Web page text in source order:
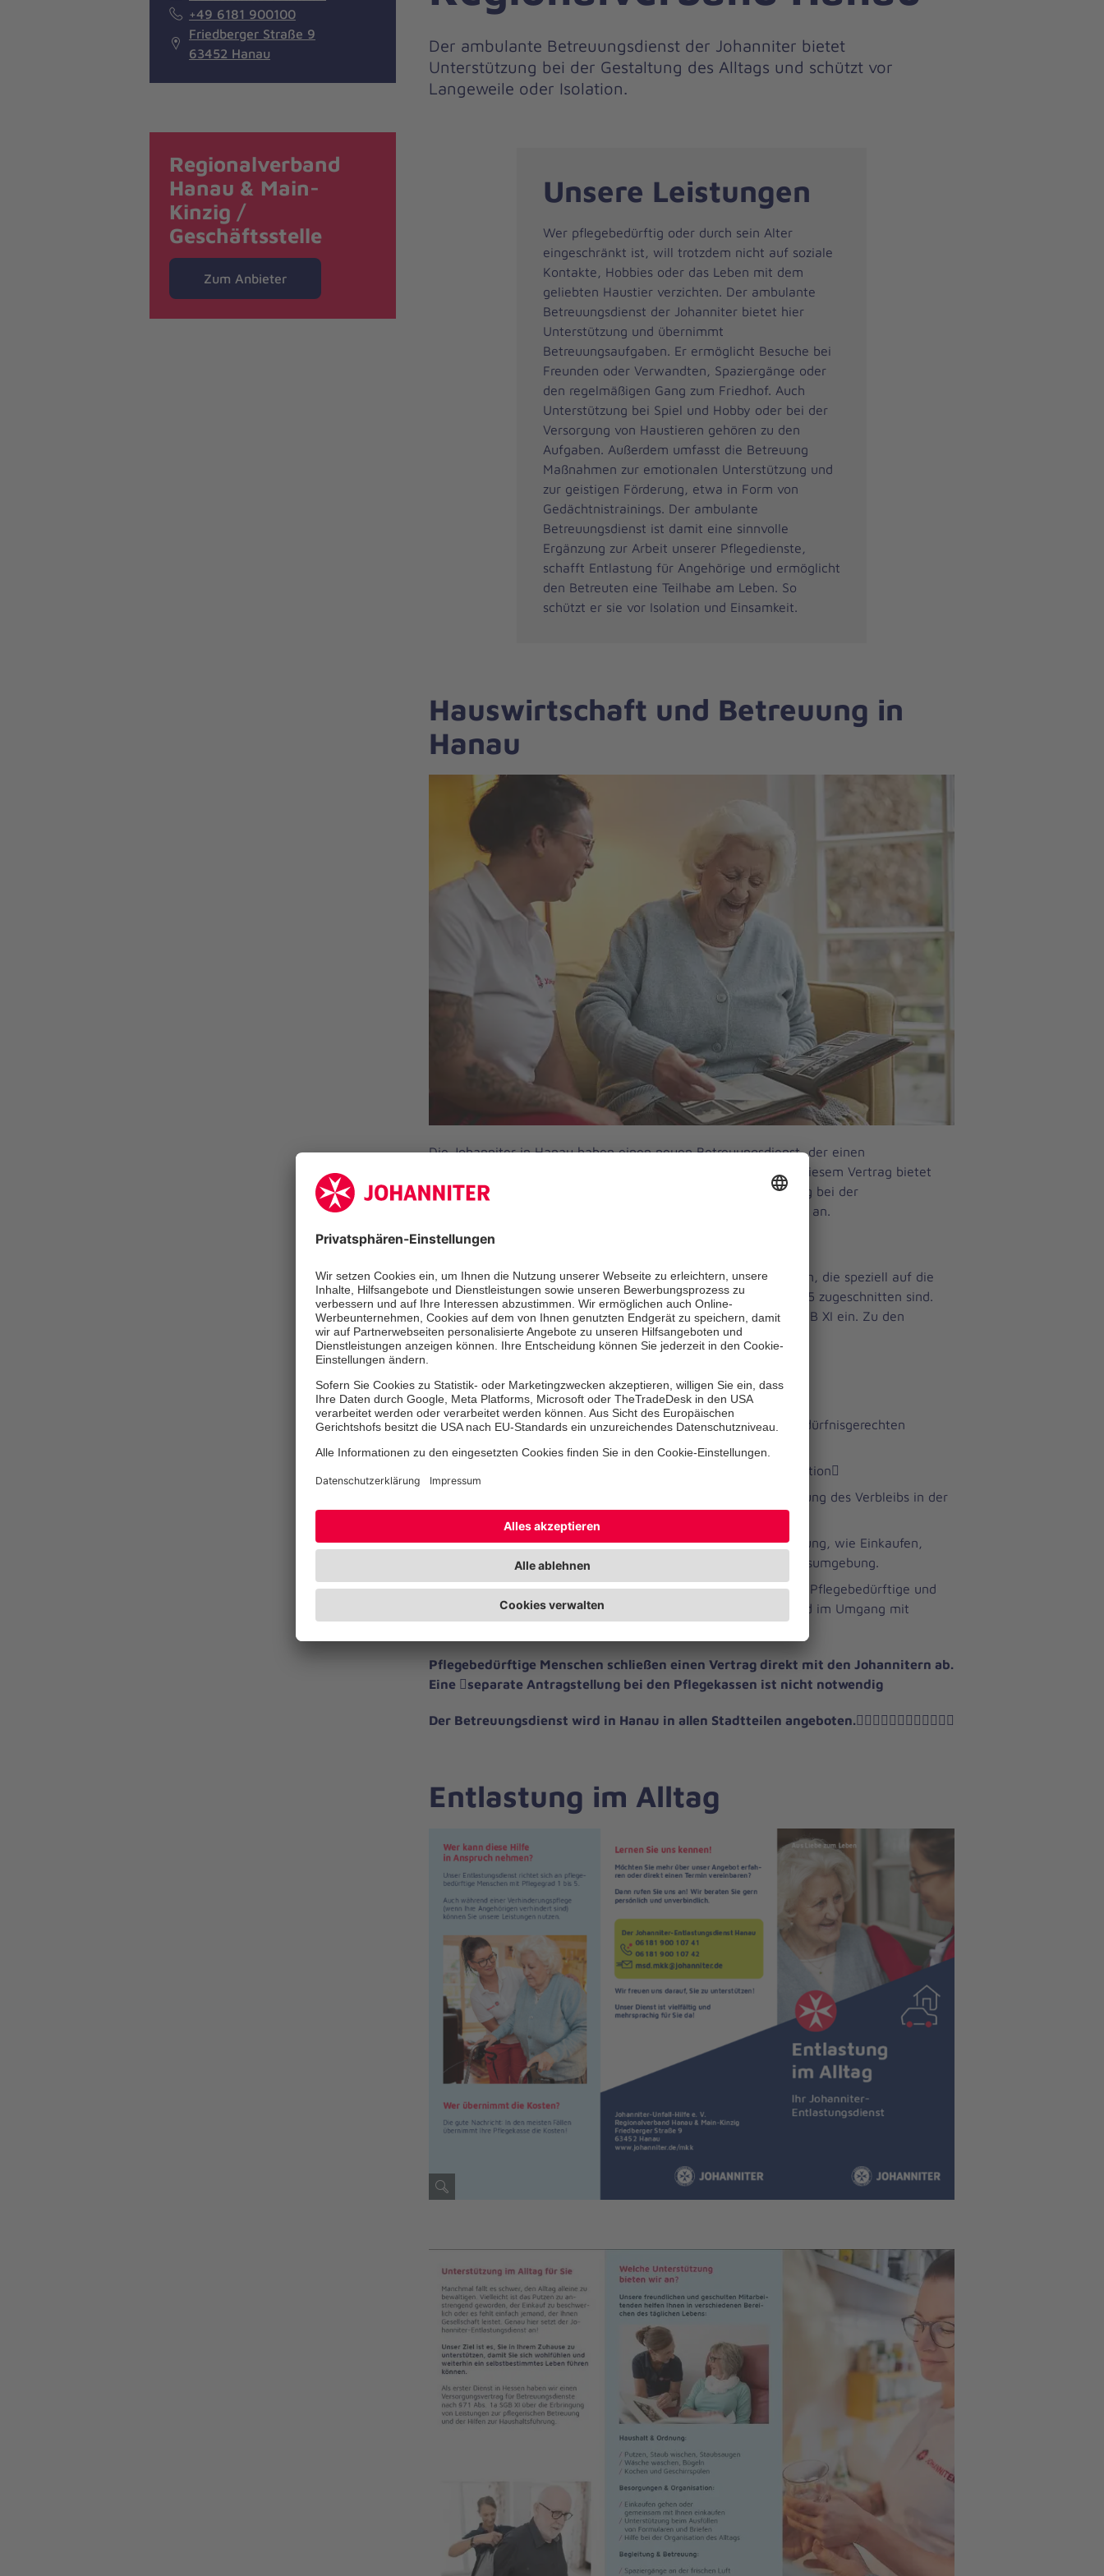
Der ambulante Betreuungsdienst der Johanniter bietet
Unterstützung bei der Gestaltung des Alltags und schützt vor
Langeweile oder Isolation.
Unsere Leistungen
Wer pflegebedürftig oder durch sein Alter
eingeschränkt ist, will trotzdem nicht auf soziale
Kontakte, Hobbies oder das Leben mit dem
geliebten Haustier verzichten. Der ambulante
Betreuungsdienst der Johanniter bietet hier
Unterstützung und übernimmt
Betreuungsaufgaben. Er ermöglicht Besuche bei
Freunden oder Verwandten, Spaziergänge oder
den regelmäßigen Gang zum Friedhof. Auch
Unterstützung bei Spiel und Hobby oder bei der
Versorgung von Haustieren gehören zu den
Aufgaben. Außerdem umfasst die Betreuung
Maßnahmen zur emotionalen Unterstützung und
zur geistigen Förderung, etwa in Form von
Gedächtnistrainings. Der ambulante
Betreuungsdienst ist damit eine sinnvolle
Ergänzung zur Arbeit unserer Pflegedienste,
schafft Entlastung für Angehörige und ermöglicht
den Betreuten eine Teilhabe am Leben. So
schützt er sie vor Isolation und Einsamkeit.
Hauswirtschaft und Betreuung in
Hanau
Die Johanniter in Hanau haben einen neuen Betreuungsdienst, der einen
Versorgungsvertrag nach §71 Abs. 1a SGB XI erhalten hat. Mit diesem Vertrag bietet
der Betreuungsdienst umfassende Leistungen zur Unterstützung bei der
Haushaltsführung und Betreuungsleistungen gemäß §36 SGB XI an.
Ambulante Leistungen
Der Johanniter Betreuungsdienst erbringt ambulante Leistungen, die speziell auf die
Bedürfnisse pflegebedürftiger Menschen der Pflegegrade 2 bis 5 zugeschnitten sind.
Dies schließt auch Zeiten der Verhinderungspflege nach §39 SGB XI ein. Zu den
pflegerischen Betreuungsmaßnahmen gehören unter anderem:
Unterstützung bei der Aufrechterhaltung sozialer Kontakte
Gestaltung des häuslichen Alltags und Einhaltung eines bedürfnisgerechten
Kognitive Aktivierung und Hilfestellung bei der Kommunikation􀁸
Unterstützung bei administrativen Belangen zur Ermöglichung des Verbleibs in der
Zusätzlich umfasst der Dienst Hilfen bei der Haushaltsführung, wie Einkaufen,
Kochen und die Aufrechterhaltung einer geeigneten Lebensumgebung.
Unsere qualifizierten Mitarbeiter beraten und unterstützen Pflegebedürftige und
ihre Angehörigen bei der Nutzung von Dienstleistungen und im Umgang mit
Pflegebedürftige Menschen schließen einen Vertrag direkt mit den Johannitern ab.
Eine 􀆕separate Antragstellung bei den Pflegekassen ist nicht notwendig
Der Betreuungsdienst wird in Hanau in allen Stadtteilen angeboten.􀄎􀄸􀄔 􀆕􀄔􀈿􀇂􀄸􀄇􀄴􀆡􀄸
Entlastung im Alltag
+49 6181 900100
Friedberger Straße 9
63452 Hanau
Regionalverband
Hanau & Main-
Kinzig /
Geschäftsstelle
Zum Anbieter